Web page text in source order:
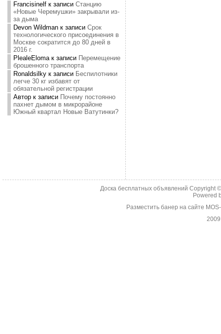
Francisinelfк записи Станцию
«Новые Черемушки» закрывали из-
за дыма
Devon Wildmanк записи Срок
технологического присоединения в
Москве сократится до 80 дней в
2016 г.
PlealeElomaк записи Перемещение
брошенного транспорта
Ronaldsilkyк записи Беспилотники
легче 30 кг избавят от
обязательной регистрации
Авторк записи Почему постоянно
пахнет дымом в микрорайоне
Южный квартал Новые Ватутинки?
Доска бесплатных объявлений Copyright
Powered
Разместить банер на сайте